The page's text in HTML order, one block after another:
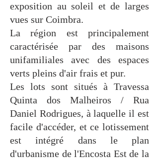
exposition au soleil et de larges
vues sur Coimbra.
La région est principalement
caractérisée par des maisons
unifamiliales avec des espaces
verts pleins d'air frais et pur.
Les lots sont situés à Travessa
Quinta dos Malheiros / Rua
Daniel Rodrigues, à laquelle il est
facile d'accéder, et ce lotissement
est intégré dans le plan
d'urbanisme de l'Encosta Est de la